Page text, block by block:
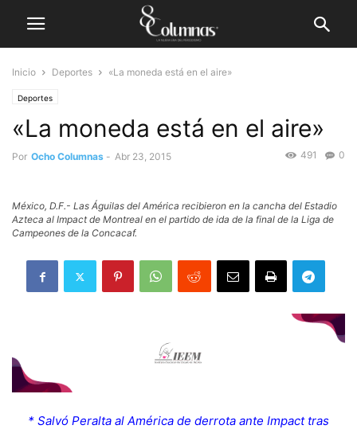
Inicio Deportes «La moneda está en el aire»
Deportes
«La moneda está en el aire»
Por Ocho Columnas - Abr 23, 2015 0
491
México, D.F.- Las Águilas del América recibieron en la cancha del Estadio
Azteca al Impact de Montreal en el partido de ida de la final de la Liga de
Campeones de la Concacaf.
* Salvó Peralta al América de derrota ante Impact tras